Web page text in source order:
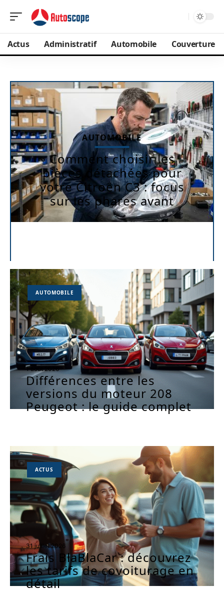
Actus Administratif Automobile Couverture
AUTOMOBILE
Comment choisir les
pièces détachées pour
votre Citroën C3 : focus
sur les phares avant
AUTOMOBILE
1 août 2026
Différences entre les
versions du moteur 208
Peugeot : le guide complet
ACTUS
31 juillet 2026
Frais BlaBlaCar : découvrez
les tarifs de covoiturage en
détail